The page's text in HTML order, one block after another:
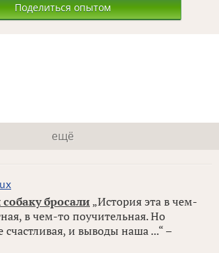
Поделиться опытом
ещё
бросали „История эта в чем-
в чем-то поучительная. Но
счастливая, и выводы наша ...“ –